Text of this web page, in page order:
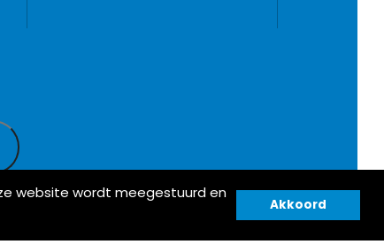
website wordt meegestuurd en
Akkoord